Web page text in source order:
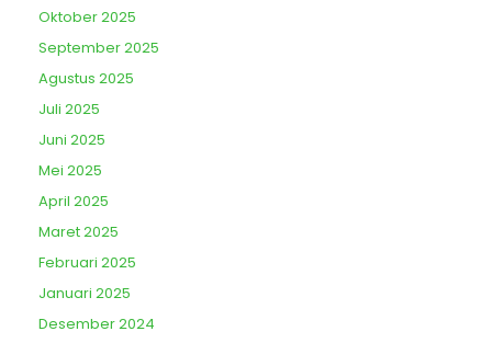
Oktober 2025
September 2025
Agustus 2025
Juli 2025
Juni 2025
Mei 2025
April 2025
Maret 2025
Februari 2025
Januari 2025
Desember 2024